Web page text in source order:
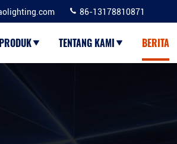
86-13178810871
PRODUK TENTANG KAMI BERITA